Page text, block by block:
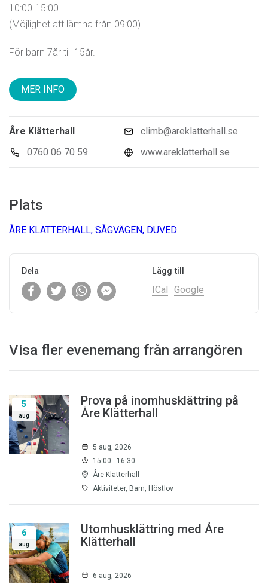
10:00-15:00
(Möjlighet att lämna från 09:00)
För barn 7år till 15år.
MER INFO
Åre Klätterhall
0760 06 70 59
climb@areklatterhall.se
www.areklatterhall.se
Plats
ÅRE KLÄTTERHALL, SÅGVÄGEN, DUVED
Dela Lägg till
ICal Google
Visa fler evenemang från arrangören
5
aug
Prova på inomhusklättring på
Åre Klätterhall
5 aug, 2026
15:00 - 16:30
Åre Klätterhall
Aktiviteter, Barn, Höstlov
6
aug
Utomhusklättring med Åre
Klätterhall
6 aug, 2026